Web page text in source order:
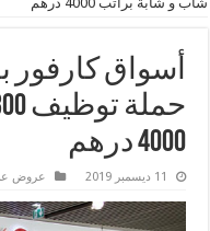
أسواق كارفور
4000 درهم
11 ديسمبر 2019 عروض